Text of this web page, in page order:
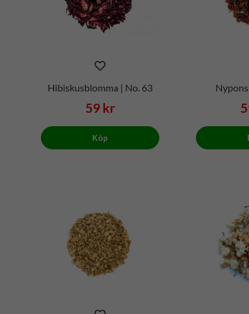
Hibiskusblomma | No. 63
59 kr
Köp